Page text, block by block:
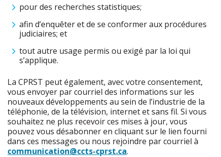
pour des recherches statistiques;
afin d’enquêter et de se conformer aux procédures
judiciaires; et
tout autre usage permis ou exigé par la loi qui
s’applique.
La CPRST peut également, avec votre consentement,
vous envoyer par courriel des informations sur les
nouveaux développements au sein de l’industrie de la
téléphonie, de la télévision, internet et sans fil. Si vous
souhaitez ne plus recevoir ces mises à jour, vous
pouvez vous désabonner en cliquant sur le lien fourni
dans ces messages ou nous rejoindre par courriel à
communication@ccts-cprst.ca.